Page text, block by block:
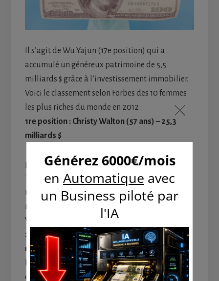
Il s’agit de Wu Yajun (17e position) qui a
accumulé un généreux patrimoine de 5,5
milliards $ grâce à l’investissement immobilier.
Voici le classement selon Forbes des 10 femmes
les plus riches du monde en 2012 :
1re position : Christy Walton (57 ans) – 25,3
milliards $
plus riche du monde, grâce à l’empire Wal-Mart.
Toutefois, il est important de rappeler qu’elle
n’est pas la fille des fondateurs de l’entreprise,
mais bien la veuve et héritière de leur fils John T.
Walton.
2e position : Liliane Bettencourt (89 ans) – 24
milliards $
Née dans le 7e arrondissement de Paris, Lilianne
est la femme française la plus riche au monde.